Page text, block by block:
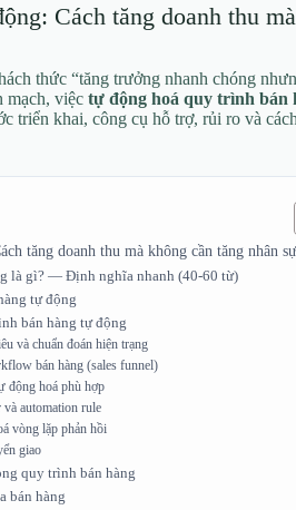
Cách tăng doanh thu
thức “tăng trưởng nhanh chóng
mạch, việc tự động hoá quy trình bán
triển khai, công cụ hỗ trợ, rủi ro và
tăng doanh thu mà không cần tăng nhân sự
là gì? — Định nghĩa nhanh (40‑60 từ)
tự động
bán hàng tự động
và chuẩn đoán hiện trạng
bán hàng (sales funnel)
động hoá phù hợp
automation rule
vòng lặp phản hồi
giao
quy trình bán hàng
bán hàng